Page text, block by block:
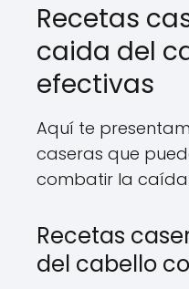
Recetas
caida del
efectivas
Aquí te
caseras que
combatir la
Recetas
del cabello